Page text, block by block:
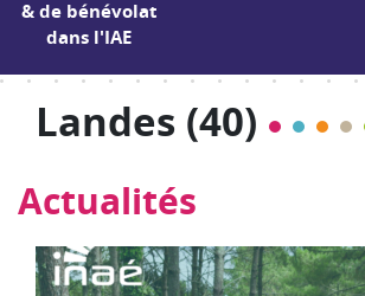
& de bénévolat
dans l'IAE
Landes (40)
Actualités